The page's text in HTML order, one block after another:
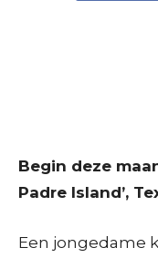
Begin deze
Padre Island’,
Een jongedame